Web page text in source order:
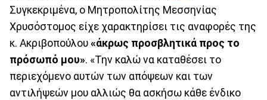
Συγκεκριμένα, ο Μητροπολίτης Μεσσηνίας
Χρυσόστομος είχε χαρακτηρίσει τις αναφορές της
κ. Ακριβοπούλου «άκρως προσβλητικά προς το
πρόσωπό μου». «Την καλώ να καταθέσει το
περιεχόμενο αυτών των απόψεων και των
αντιλήψεών μου αλλιώς θα ασκήσω κάθε ένδικο